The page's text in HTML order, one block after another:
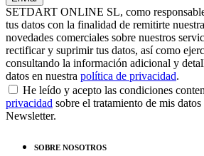
SETDART ONLINE SL, como
tus datos con la finalidad de remitirte
novedades comerciales sobre nuestros
rectificar y suprimir tus datos, así como
consultando la información adicional y
datos en nuestra política de privacidad.
He leído y acepto las condiciones
privacidad sobre el tratamiento de mis
Newsletter.
SOBRE NOSOTROS